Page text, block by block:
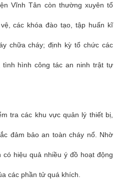
Vĩnh Tân còn thường xuyên tổ
các khóa đào tạo, tập huấn kĩ
chữa cháy; định kỳ tổ chức các
tình hình công tác an ninh trật tự
tra các khu vực quản lý thiết bị,
đảm bảo an toàn cháy nổ. Nhờ
hiệu quả nhiều ý đồ hoạt động
các phần tử quá khích.